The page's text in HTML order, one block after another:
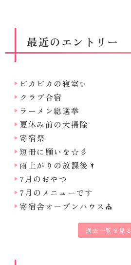
最近のエントリー
ピカピカの寝室✨
クラブ合宿
ラーメン総選挙
夏休み前の大掃除
寄宿祭
短冊に願いを☆彡
雨上がりの放課後🌂
7月のおやつ
7月のメニューです
寄宿舎オープンハウス⛪
過去一覧を見る